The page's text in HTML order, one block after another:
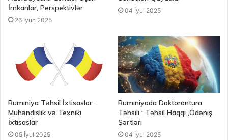
İmkanlar, Perspektivlər
26 İyun 2025
04 İyul 2025
Rumıniya Təhsil İxtisaslar :
Mühəndislik və Texniki
İxtisaslar
05 İyul 2025
Rumıniyada Doktorantura
Təhsili : Təhsil Haqqı ,Ödəniş
Şərtləri
04 İyul 2025